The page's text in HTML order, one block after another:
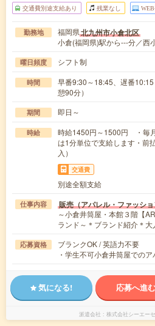
交通費別途支給あり 残業なし
勤務地 福岡県北九州市小倉北区
小倉(福岡県)駅から---分／西
曜日頻度 シフト制
時間
早番9:30～18:45、遅番
憩90分）
期間 即日～
時給
時給1450円～1500円 ・毎
は1分単位で支給します・前
入）
交通費
別途全額支給
仕事内容 販売（アパレル・ファッシ
～小倉井筒屋・本館３階【
ランド～＊ブランド紹介＊
応募資格
ブランクOK / 英語力不要
・学生不可小倉井筒屋での
気になる! 応募へ進む
派遣会社 株式会社シーエー